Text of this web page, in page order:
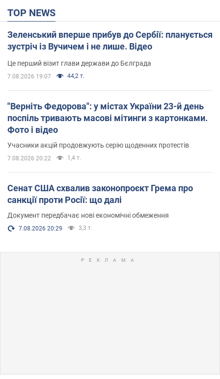
TOP NEWS
Зеленський вперше прибув до Сербії: планується
зустріч із Вучичем і не лише. Відео
Це перший візит глави держави до Бєлграда
7.08.2026 19:07 44,2 т.
"Верніть Федорова": у містах України 23-й день
поспіль тривають масові мітинги з картонками.
Фото і відео
Учасники акцій продовжують серію щоденних протестів
7.08.2026 20:22 1,4 т.
Сенат США схвалив законопроєкт Грема про
санкції проти Росії: що далі
Документ передбачає нові економічні обмеження
7.08.2026 20:29 3,3 т.